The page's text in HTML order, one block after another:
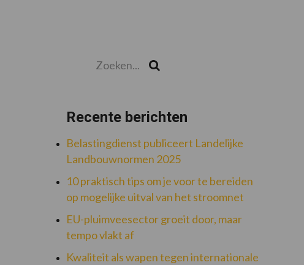
Recente berichten
Belastingdienst publiceert Landelijke
Landbouwnormen 2025
10 praktisch tips om je voor te bereiden
op mogelijke uitval van het stroomnet
EU-pluimveesector groeit door, maar
tempo vlakt af
Kwaliteit als wapen tegen internationale